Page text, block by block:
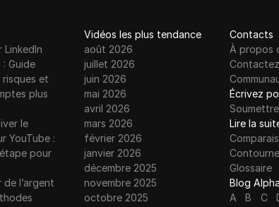
LinkedIn
: Guide
et
plus
le
YouTube :
pour
l’argent
Vidéos les plus tendance
août 2026
juillet 2026
juin 2026
mai 2026
avril 2026
mars 2026
février 2026
janvier 2026
décembre 2025
novembre 2025
octobre 2025
Contacts
À propos
Écrivez
Lire la
Glossaire
Blog
A
B C